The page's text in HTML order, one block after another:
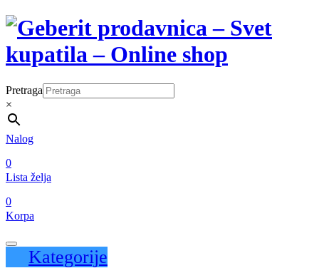
Pretraga
×
Nalog
0
Lista želja
0
Korpa
Kategorije